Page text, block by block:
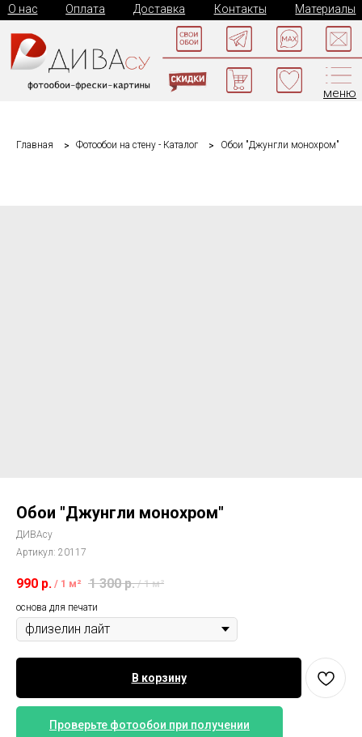
Контакты Материалы
О нас Доставка
Оплата
меню
Главная Фотообои на стену - Каталог Обои "Джунгли монохром"
Обои "Джунгли монохром"
ДИВАсу
Артикул: 20117
990 р. / 1 м² 1 300 р. / 1 м²
основа для печати
Проверьте фотообои при получении
В корзину
Обои монохромные пальмовые джунгли.